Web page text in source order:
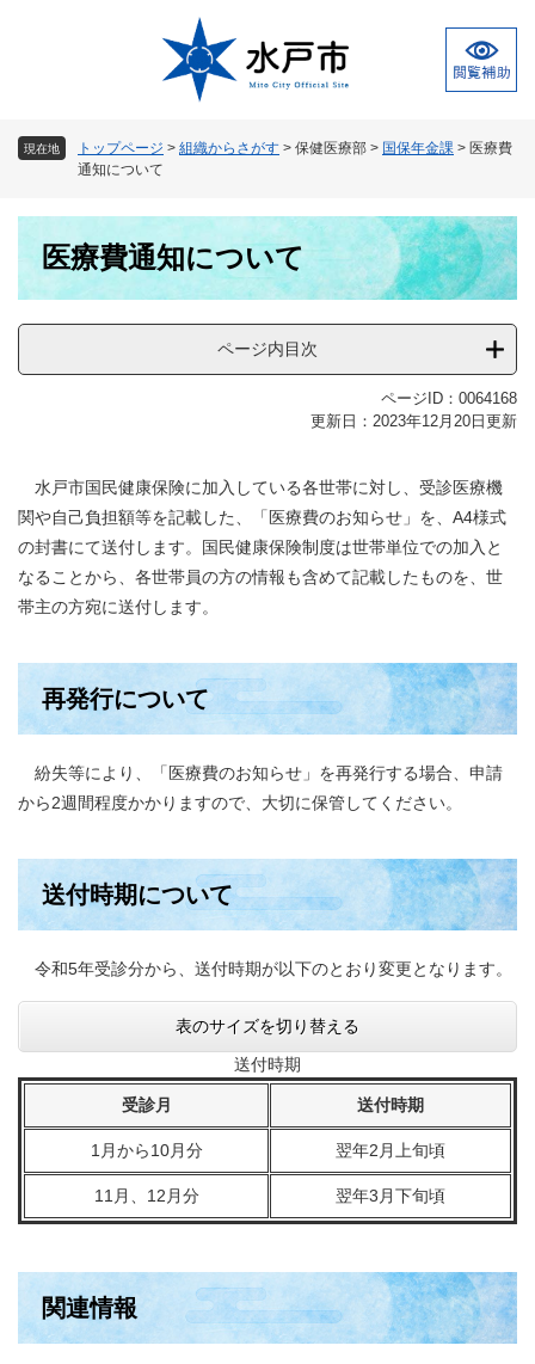
現在地 トップページ > 組織からさがす > 保健医療部 > 国保年金課 > 医療費
通知について
医療費通知について
ページ内目次
ページID：0064168
更新日：2023年12月20日更新
水戸市国民健康保険に加入している各世帯に対し、受診医療機
関や自己負担額等を記載した、「医療費のお知らせ」を、A4様式
の封書にて送付します。国民健康保険制度は世帯単位での加入と
なることから、各世帯員の方の情報も含めて記載したものを、世
帯主の方宛に送付します。
再発行について
紛失等により、「医療費のお知らせ」を再発行する場合、申請
から2週間程度かかりますので、大切に保管してください。
送付時期について
令和5年受診分から、送付時期が以下のとおり変更となります。
表のサイズを切り替える
送付時期
受診月 送付時期
1月から10月分 翌年2月上旬頃
11月、12月分 翌年3月下旬頃
関連情報